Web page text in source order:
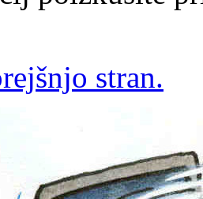
stran.